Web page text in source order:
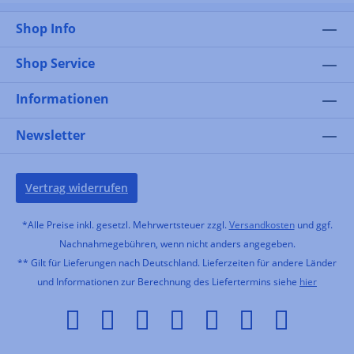
Shop Info
Shop Service
Informationen
Newsletter
Vertrag widerrufen
*Alle Preise inkl. gesetzl. Mehrwertsteuer zzgl. Versandkostenund ggf.
Nachnahmegebühren, wenn nicht anders angegeben.
** Gilt für Lieferungen nach Deutschland. Lieferzeiten für andere Länder
und Informationen zur Berechnung des Liefertermins siehe hier